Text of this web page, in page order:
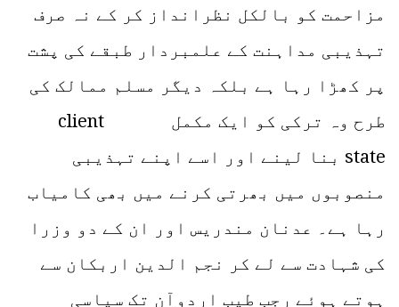
مزاحمت کو بالکل نظرانداز کر کے نہ صرف
تہذیبی مداہنت کے علمبردار طبقے کی پشت
پر کھڑا رہا ہے بلکہ دیگر مسلم ممالک کی
طرح وہ ترکی کو ایک مکمل client
state بنا لینے اور اسے اپنے تہذیبی
منصوبوں میں بھرتی کرنے میں بھی کامیاب
رہا ہے۔ عدنان مندریس اور ان کے دو وزرا
کی شہادت سے لے کر نجم الدین اربکان سے
ہوتے ہوئے رجب طیب اردوآن تک سیاسی